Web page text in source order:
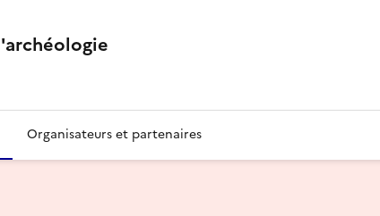
Organisateurs et partenaires